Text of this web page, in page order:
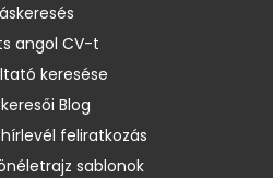
angol CV-t
keresése
Blog
feliratkozás
sablonok